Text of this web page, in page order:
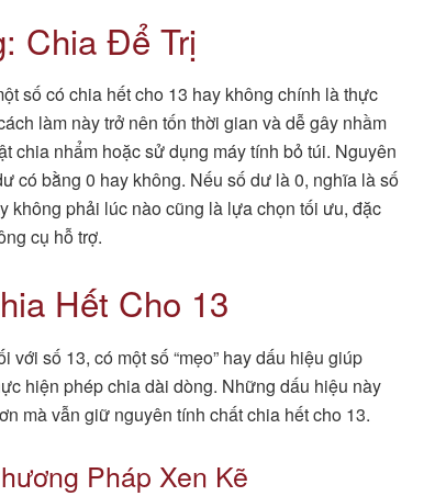
Chia Để Trị
số có chia hết cho 13 hay không chính là thực
làm này trở nên tốn thời gian và dễ gây nhầm
chia nhẩm hoặc sử dụng máy tính bỏ túi. Nguyên
có bằng 0 hay không. Nếu số dư là 0, nghĩa là số
không phải lúc nào cũng là lựa chọn tối ưu, đặc
cụ hỗ trợ.
Hết Cho 13
số 13, có một số “mẹo” hay dấu hiệu giúp
hiện phép chia dài dòng. Những dấu hiệu này
mà vẫn giữ nguyên tính chất chia hết cho 13.
Pháp Xen Kẽ